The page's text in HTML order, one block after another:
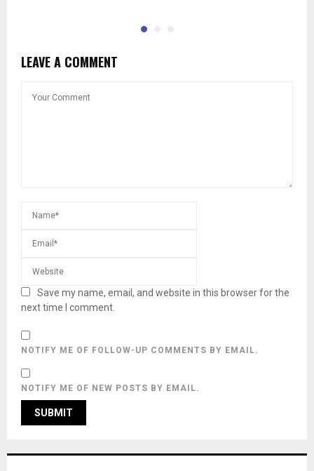
LEAVE A COMMENT
Save my name, email, and website in this browser for the
next time I comment.
NOTIFY ME OF FOLLOW-UP COMMENTS BY EMAIL.
NOTIFY ME OF NEW POSTS BY EMAIL.